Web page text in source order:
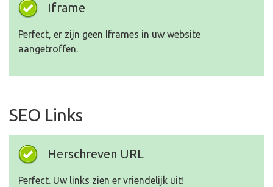
Iframe
Perfect, er zijn geen Iframes in uw website
aangetroffen.
SEO Links
Herschreven URL
Perfect. Uw links zien er vriendelijk uit!